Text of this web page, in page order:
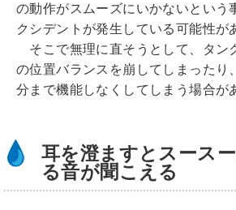
の動作がスムーズにいかないという
クシデントが発生している可能性が
そこで無理に直そうとして、タン
の位置バランスを崩してしまったり
分まで機能しなくしてしまう場合が
耳を澄ますとスース
る音が聞こえる